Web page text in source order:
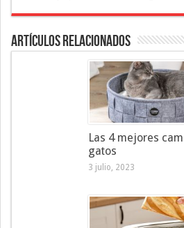
Artículos Relacionados
Las 4 mejores
gatos
3 julio, 2023